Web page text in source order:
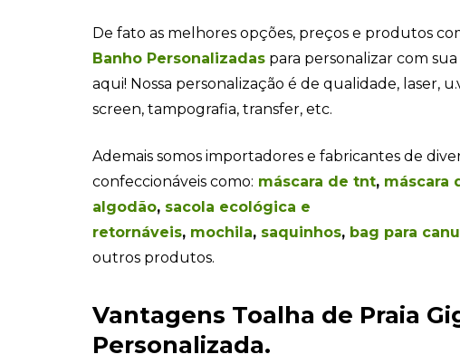
De fato as melhores opções, preços e produtos
Banho Personalizadas para personalizar com
aqui! Nossa personalização é de qualidade, laser,
screen, tampografia, transfer, etc.
Ademais somos importadores e fabricantes de
confeccionáveis como: máscara de tnt, máscara
algodão, sacola ecológica e
retornáveis, mochila, saquinhos, bag para
outros produtos.
Vantagens Toalha de Praia
Personalizada.